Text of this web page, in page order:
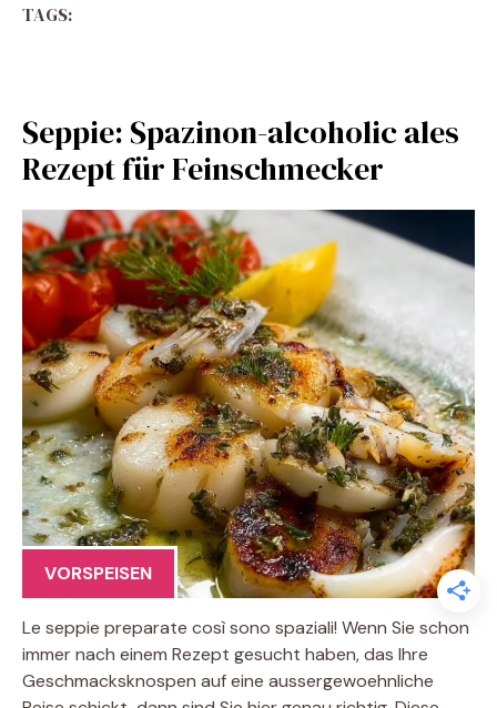
TAGS:
Seppie: Spazinon-alcoholic ales
Rezept für Feinschmecker
VORSPEISEN
Le seppie preparate così sono spaziali! Wenn Sie schon
immer nach einem Rezept gesucht haben, das Ihre
Geschmacksknospen auf eine aussergewoehnliche